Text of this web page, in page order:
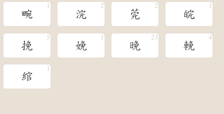
畹 浣 莞 皖
挽 娩 晚 輓
綰